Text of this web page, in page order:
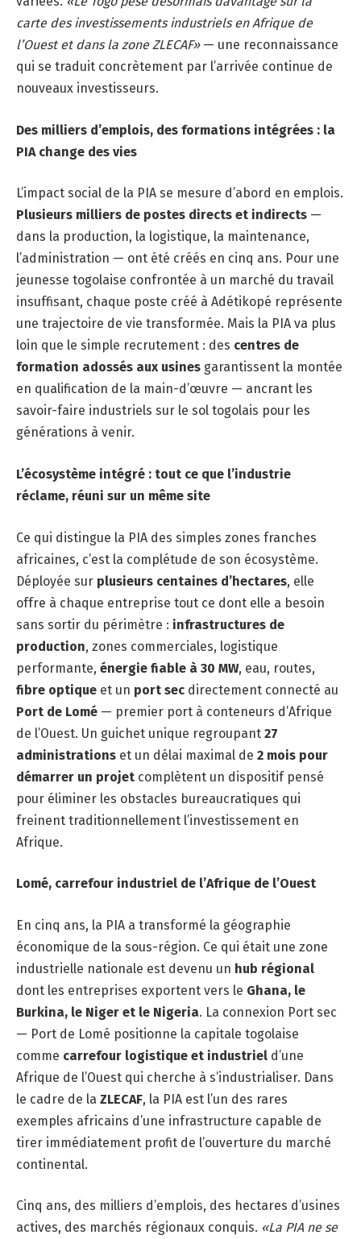
carte des investissements industriels en Afrique de
l’Ouest et dans la zone ZLECAF»— une reconnaissance
qui se traduit concrètement par l’arrivée continue de
nouveaux investisseurs.
Des milliers d’emplois, des formations intégrées : la
PIA change des vies
L’impact social de la PIA se mesure d’abord en emplois.
Plusieurs milliers de postes directs et indirects —
dans la production, la logistique, la maintenance,
l’administration — ont été créés en cinq ans. Pour une
jeunesse togolaise confrontée à un marché du travail
insuffisant, chaque poste créé à Adétikopé représente
une trajectoire de vie transformée. Mais la PIA va plus
loin que le simple recrutement : des centres de
formation adossés aux usines garantissent la montée
en qualification de la main-d’œuvre — ancrant les
savoir-faire industriels sur le sol togolais pour les
générations à venir.
L’écosystème intégré : tout ce que l’industrie
réclame, réuni sur un même site
Ce qui distingue la PIA des simples zones franches
africaines, c’est la complétude de son écosystème.
Déployée sur plusieurs centaines d’hectares, elle
offre à chaque entreprise tout ce dont elle a besoin
sans sortir du périmètre : infrastructures de
production, zones commerciales, logistique
performante, énergie fiable à 30 MW, eau, routes,
fibre optique et un port sec directement connecté au
Port de Lomé — premier port à conteneurs d’Afrique
de l’Ouest. Un guichet unique regroupant 27
administrations et un délai maximal de 2 mois pour
démarrer un projet complètent un dispositif pensé
pour éliminer les obstacles bureaucratiques qui
freinent traditionnellement l’investissement en
Afrique.
Lomé, carrefour industriel de l’Afrique de l’Ouest
En cinq ans, la PIA a transformé la géographie
économique de la sous-région. Ce qui était une zone
industrielle nationale est devenu un hub régional
dont les entreprises exportent vers le Ghana, le
Burkina, le Niger et le Nigeria. La connexion Port sec
— Port de Lomé positionne la capitale togolaise
comme carrefour logistique et industriel d’une
Afrique de l’Ouest qui cherche à s’industrialiser. Dans
le cadre de la ZLECAF, la PIA est l’un des rares
exemples africains d’une infrastructure capable de
tirer immédiatement profit de l’ouverture du marché
continental.
Cinq ans, des milliers d’emplois, des hectares d’usines
actives, des marchés régionaux conquis. «La PIA ne se